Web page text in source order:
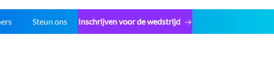
Steun ons Inschrijven voor de wedstrijd